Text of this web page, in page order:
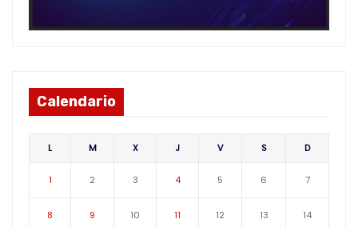
Calendario
L M X J V S D
1 2 3 4 5 6 7
8 9 10 11 12 13 14